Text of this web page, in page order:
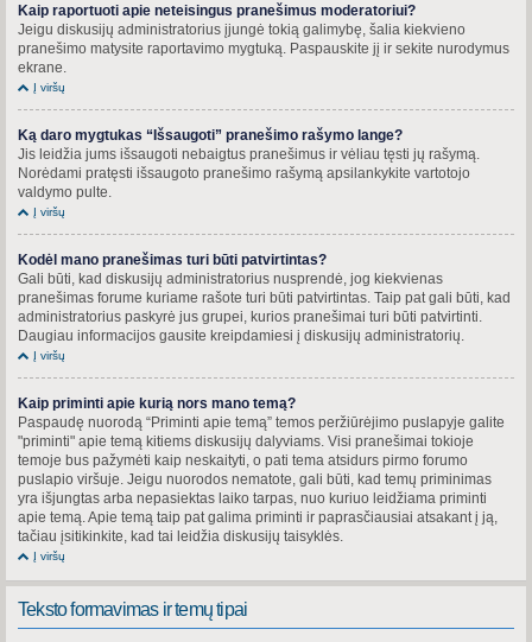
Kaip raportuoti apie neteisingus pranešimus moderatoriui?
Jeigu diskusijų administratorius įjungė tokią galimybę, šalia kiekvieno
pranešimo matysite raportavimo mygtuką. Paspauskite jį ir sekite nurodymus
ekrane.
Į viršų
Ką daro mygtukas “Išsaugoti” pranešimo rašymo lange?
Jis leidžia jums išsaugoti nebaigtus pranešimus ir vėliau tęsti jų rašymą.
Norėdami pratęsti išsaugoto pranešimo rašymą apsilankykite vartotojo
valdymo pulte.
Į viršų
Kodėl mano pranešimas turi būti patvirtintas?
Gali būti, kad diskusijų administratorius nusprendė, jog kiekvienas
pranešimas forume kuriame rašote turi būti patvirtintas. Taip pat gali būti, kad
administratorius paskyrė jus grupei, kurios pranešimai turi būti patvirtinti.
Daugiau informacijos gausite kreipdamiesi į diskusijų administratorių.
Į viršų
Kaip priminti apie kurią nors mano temą?
Paspaudę nuorodą “Priminti apie temą” temos peržiūrėjimo puslapyje galite
"priminti" apie temą kitiems diskusijų dalyviams. Visi pranešimai tokioje
temoje bus pažymėti kaip neskaityti, o pati tema atsidurs pirmo forumo
puslapio viršuje. Jeigu nuorodos nematote, gali būti, kad temų priminimas
yra išjungtas arba nepasiektas laiko tarpas, nuo kuriuo leidžiama priminti
apie temą. Apie temą taip pat galima priminti ir paprasčiausiai atsakant į ją,
tačiau įsitikinkite, kad tai leidžia diskusijų taisyklės.
Į viršų
Teksto formavimas ir temų tipai